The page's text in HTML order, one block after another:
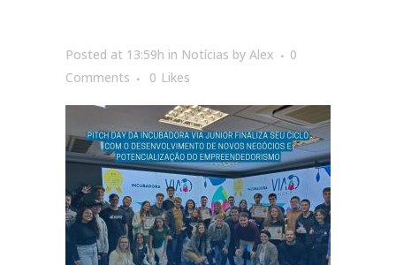
Posted at 13:59h in Notícias by Alex
0
Comments
0 Likes